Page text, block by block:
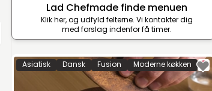
Lad Chefmade finde menuen
Klik her, og udfyld felterne. Vi kontakter dig
med forslag indenfor få timer.
Asiatisk Dansk Fusion Moderne køkken